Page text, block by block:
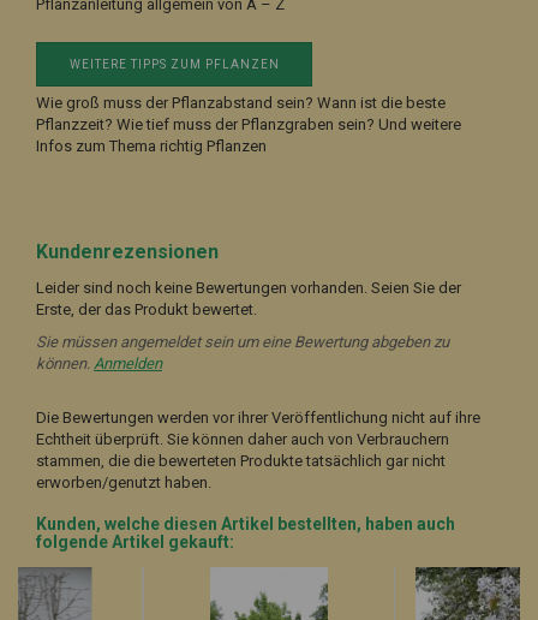
Pflanzanleitung allgemein von A – Z
WEITERE TIPPS ZUM PFLANZEN
Wie groß muss der Pflanzabstand sein? Wann ist die beste
Pflanzzeit? Wie tief muss der Pflanzgraben sein? Und weitere
Infos zum Thema richtig Pflanzen
Kundenrezensionen
Leider sind noch keine Bewertungen vorhanden. Seien Sie der
Erste, der das Produkt bewertet.
Sie müssen angemeldet sein um eine Bewertung abgeben zu
können. Anmelden
Die Bewertungen werden vor ihrer Veröffentlichung nicht auf ihre
Echtheit überprüft. Sie können daher auch von Verbrauchern
stammen, die die bewerteten Produkte tatsächlich gar nicht
erworben/genutzt haben.
Kunden, welche diesen Artikel bestellten, haben auch
folgende Artikel gekauft: